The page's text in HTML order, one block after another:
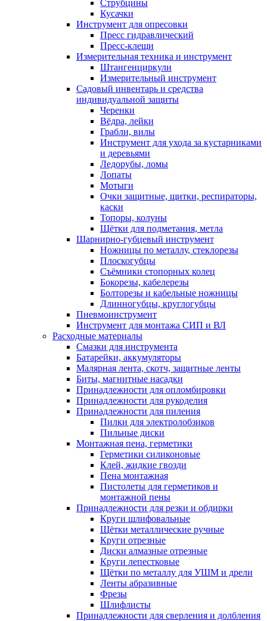
Струбцины
Кусачки
Инструмент для опресовки
Пресс гидравлический
Пресс-клещи
Измерительная техника и инструмент
Штангенциркули
Измерительный инструмент
Садовый инвентарь и средства
индивидуальной защиты
Черенки
Вёдра, лейки
Грабли, вилы
Инструмент для ухода за кустарниками
и деревьями
Ледорубы, ломы
Лопаты
Мотыги
Очки защитные, щитки, респираторы,
каски
Топоры, колуны
Щётки для подметания, метла
Шарнирно-губцевый инструмент
Ножницы по металлу, стеклорезы
Плоскогубцы
Съёмники стопорных колец
Бокорезы, кабелерезы
Болторезы и кабельные ножницы
Длинногубцы, круглогубцы
Пневмоинструмент
Инструмент для монтажа СИП и ВЛ
Расходные материалы
Смазки для инструмента
Батарейки, аккумуляторы
Малярная лента, скотч, защитные ленты
Биты, магнитные насадки
Принадлежности для опломбировки
Принадлежности для рукоделия
Принадлежности для пиления
Пилки для электролобзиков
Пильные диски
Монтажная пена, герметики
Герметики силиконовые
Клей, жидкие гвозди
Пена монтажная
Пистолеты для герметиков и
монтажной пены
Принадлежности для резки и обдирки
Круги шлифовальные
Щётки металлические ручные
Круги отрезные
Диски алмазные отрезные
Круги лепестковые
Щётки по металлу для УШМ и дрели
Ленты абразивные
Фрезы
Шлифлисты
Принадлежности для сверления и долбления